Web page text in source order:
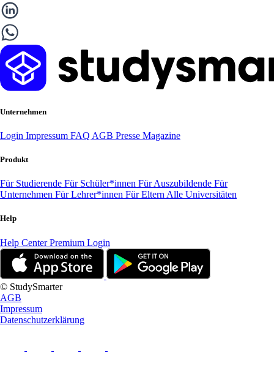
Unternehmen
Login Impressum FAQ AGB Presse Magazine
Produkt
Für Studierende Für Schüler*innen Für Auszubildende Für
Unternehmen Für Lehrer*innen Für Eltern Alle Universitäten
Help
Help CenterPremium Login
© StudySmarter
AGB
Impressum
Datenschutzerklärung